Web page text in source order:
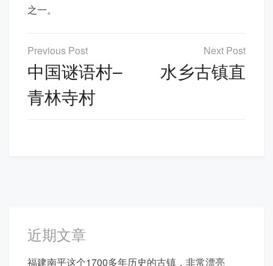
之一。
文
章
导
航
中国谜语村–
青林寺村
水乡古镇直
近期文章
福建南平这个1700多年历史的古镇，非常漂亮